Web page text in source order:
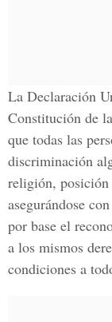
La Declaración
Constitución de
que todas las
discriminación
religión,
asegurándose
por base el
a los mismos
condiciones a